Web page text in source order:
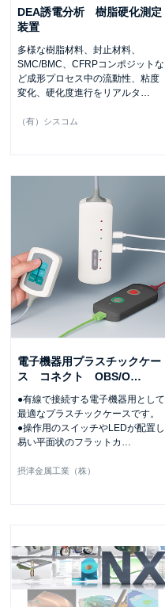
DEA誘電分析 樹脂硬化測定
装置
多様な樹脂材料、封止材料、
SMC/BMC、CFRPコンポジットな
ど成形プロセス中の流動性、粘度
変化、硬化度進行をリアルタ
（有）シスコム
電子機器用プラスチックケー
ス コネクト OBS/O…
●有線で接続する電子機器用として
最適なプラスチックケースです。
●操作用のスイッチやLEDが配置し
易い平面状のフラットカ …
摂津金属工業（株）